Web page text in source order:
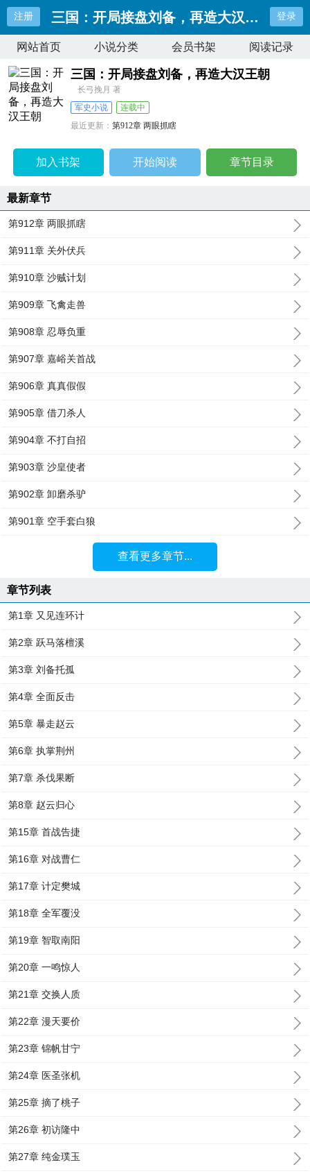
注册 三国：开局接盘刘备，再造大汉王朝 登录
网站首页 小说分类 会员书架 阅读记录
三国：开局接盘刘备，再造大汉王朝
长弓挽月 著
军史小说
连载中
最近更新：第912章 两眼抓瞎
加入书架 开始阅读 章节目录
最新章节
第912章 两眼抓瞎
第911章 关外伏兵
第910章 沙贼计划
第909章 飞禽走兽
第908章 忍辱负重
第907章 嘉峪关首战
第906章 真真假假
第905章 借刀杀人
第904章 不打自招
第903章 沙皇使者
第902章 卸磨杀驴
第901章 空手套白狼
查看更多章节...
章节列表
第1章 又见连环计
第2章 跃马落檀溪
第3章 刘备托孤
第4章 全面反击
第5章 暴走赵云
第6章 执掌荆州
第7章 杀伐果断
第8章 赵云归心
第15章 首战告捷
第16章 对战曹仁
第17章 计定樊城
第18章 全军覆没
第19章 智取南阳
第20章 一鸣惊人
第21章 交换人质
第22章 漫天要价
第23章 锦帆甘宁
第24章 医圣张机
第25章 摘了桃子
第26章 初访隆中
第27章 纯金璞玉